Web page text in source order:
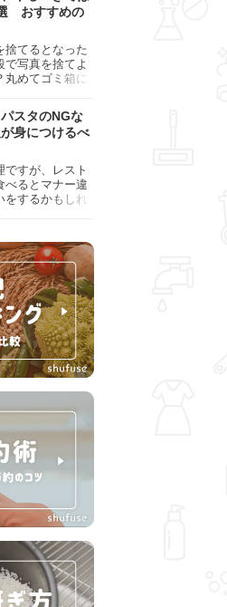
おすすめの
捨てるとなった
で写真を捨てよ
丸めてゴミ箱に
ているので、
で捨ててしま
真にすべきでは
いるので、ぜ
ましょう。
スタのNGな
身につけるべ
ですが、レスト
べるとマナー違
をするかもしれ
を確認しましょ
て知っておきた
す。